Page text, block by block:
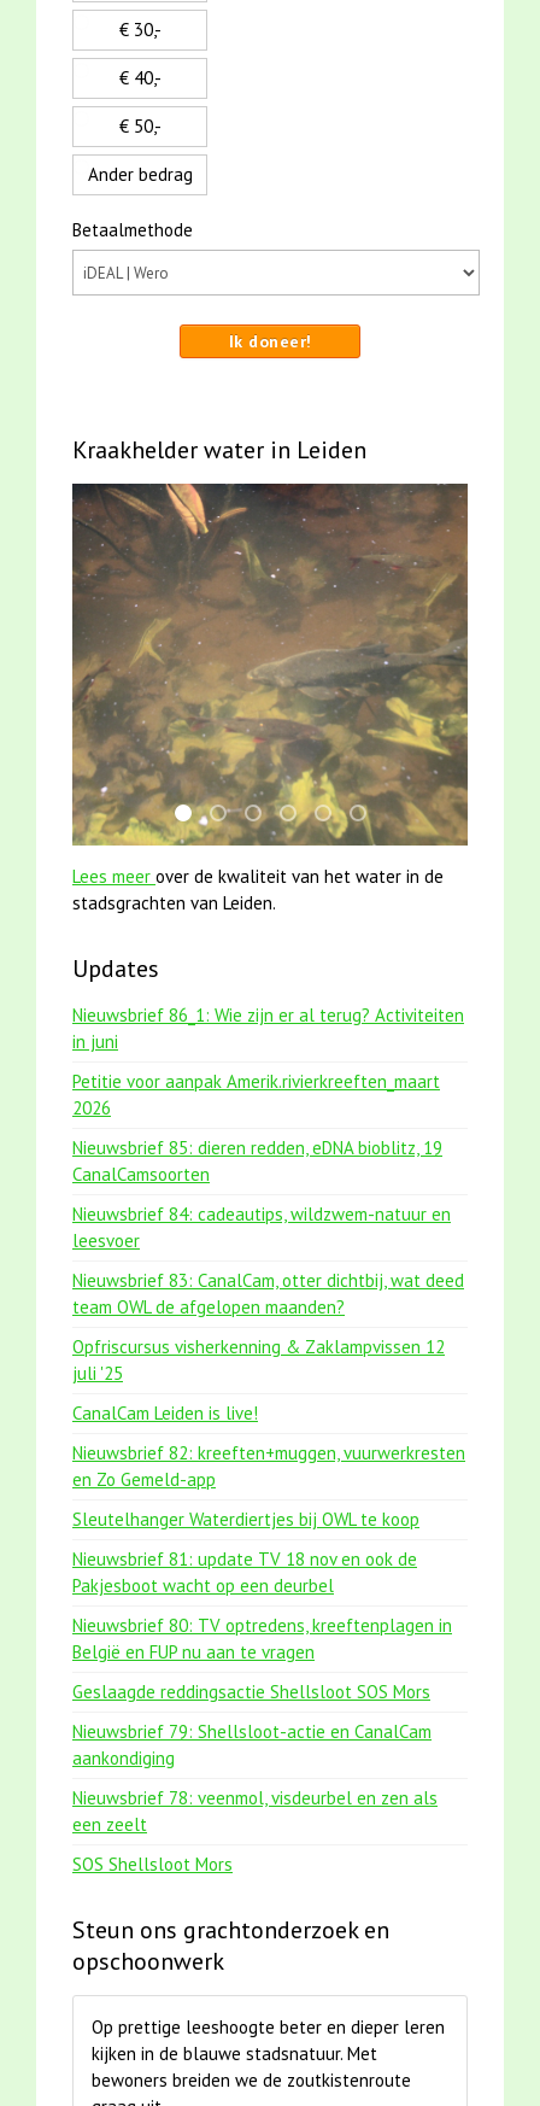
€ 30,-
€ 40,-
€ 50,-
Ander bedrag
Betaalmethode
Ik doneer!
Kraakhelder water in Leiden
jun2021 28 brasem en rietvoorns 4a
smoelenboek fifi en karper nieuwsbrief-
karper met kattenklimtouw
mei2021 1 snoekje elly
jun2021 zaklv 5 snoekje
mei2021
Lees meer over de kwaliteit van het water in de
stadsgrachten van Leiden.
Updates
Nieuwsbrief 86_1: Wie zijn er al terug? Activiteiten
in juni
Petitie voor aanpak Amerik.rivierkreeften_maart
2026
Nieuwsbrief 85: dieren redden, eDNA bioblitz, 19
CanalCamsoorten
Nieuwsbrief 84: cadeautips, wildzwem-natuur en
leesvoer
Nieuwsbrief 83: CanalCam, otter dichtbij, wat deed
team OWL de afgelopen maanden?
Opfriscursus visherkenning & Zaklampvissen 12
juli '25
CanalCam Leiden is live!
Nieuwsbrief 82: kreeften+muggen, vuurwerkresten
en Zo Gemeld-app
Sleutelhanger Waterdiertjes bij OWL te koop
Nieuwsbrief 81: update TV 18 nov en ook de
Pakjesboot wacht op een deurbel
Nieuwsbrief 80: TV optredens, kreeftenplagen in
België en FUP nu aan te vragen
Geslaagde reddingsactie Shellsloot SOS Mors
Nieuwsbrief 79: Shellsloot-actie en CanalCam
aankondiging
Nieuwsbrief 78: veenmol, visdeurbel en zen als
een zeelt
SOS Shellsloot Mors
Steun ons grachtonderzoek en
opschoonwerk
Op prettige leeshoogte beter en dieper leren
kijken in de blauwe stadsnatuur. Met
bewoners breiden we de zoutkistenroute